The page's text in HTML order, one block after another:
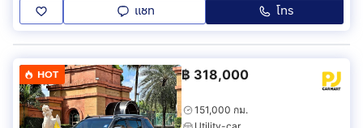
แชท โทร
HOT ฿ 318,000
151,000 กม.